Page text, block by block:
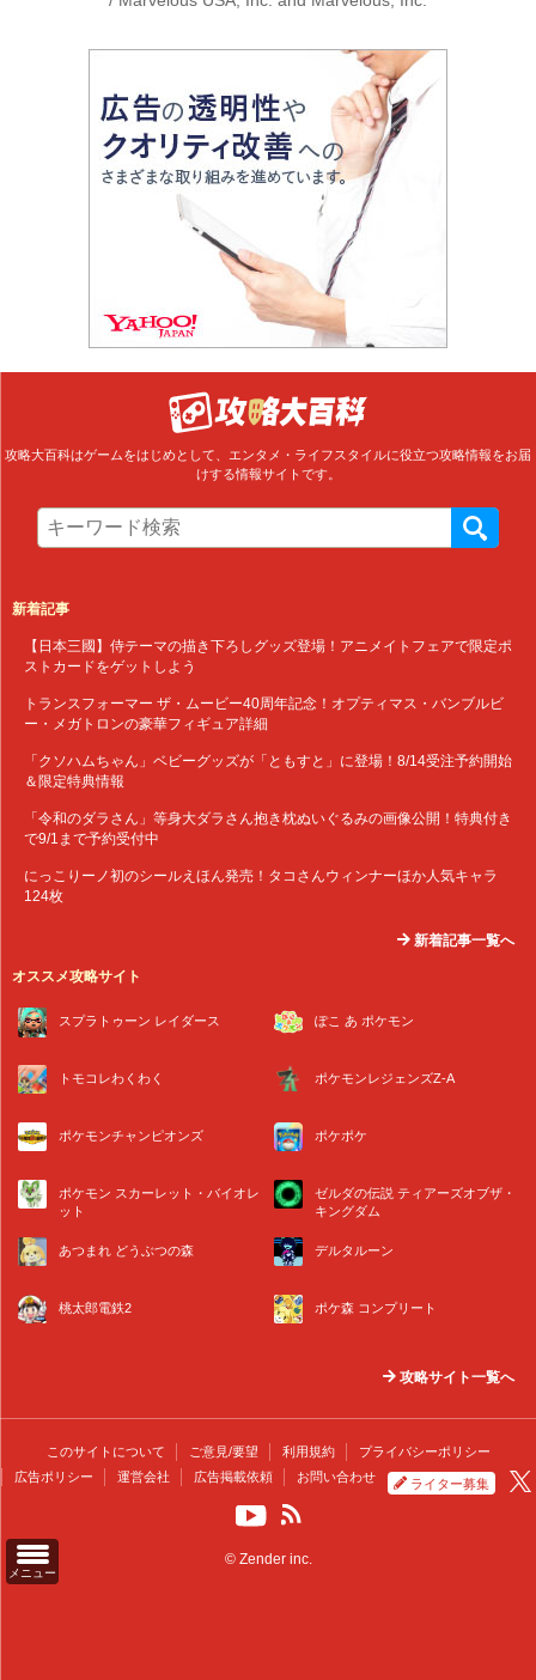
メニュー
攻略大百科はゲームをはじめとして、エンタメ・ライフスタイルに役立つ攻略情報をお届
けする情報サイトです。
新着記事
【日本三國】侍テーマの描き下ろしグッズ登場！アニメイトフェアで限定ポ
ストカードをゲットしよう
トランスフォーマー ザ・ムービー40周年記念！オプティマス・バンブルビ
ー・メガトロンの豪華フィギュア詳細
「クソハムちゃん」ベビーグッズが「ともすと」に登場！8/14受注予約開始
＆限定特典情報
「令和のダラさん」等身大ダラさん抱き枕ぬいぐるみの画像公開！特典付き
で9/1まで予約受付中
にっこりーノ初のシールえほん発売！タコさんウィンナーほか人気キャラ
124枚
新着記事一覧へ
オススメ攻略サイト
スプラトゥーン レイダース ぽこ あ ポケモン
トモコレわくわく ポケモンレジェンズZ-A
ポケモンチャンピオンズ ポケポケ
ポケモン スカーレット・バイオレ
ット
ゼルダの伝説 ティアーズオブザ・
キングダム
あつまれ どうぶつの森 デルタルーン
桃太郎電鉄2 ポケ森 コンプリート
攻略サイト一覧へ
このサイトについて ご意見/要望 利用規約
プライバシーポリシー
広告ポリシー
運営会社 広告掲載依頼 お問い合わせ ライター募集
© Zender inc.